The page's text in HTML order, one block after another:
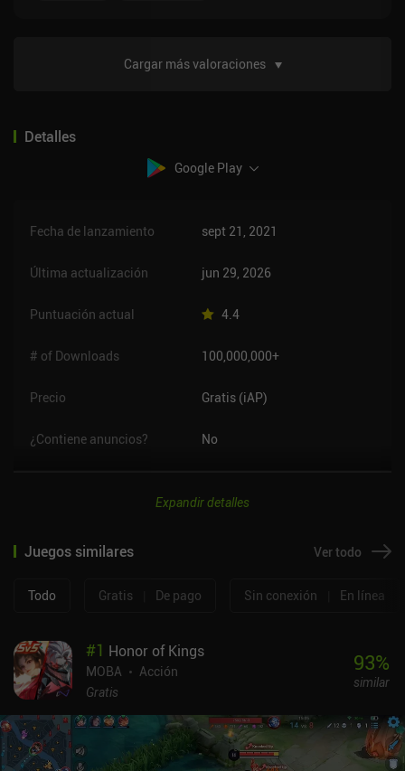
(que está bien)Cargar más valoraciones
Detalles
Google Play
Fecha de lanzamiento sept 21, 2021
Última actualización jun 29, 2026
Puntuación actual 4.4
# of Downloads 100,000,000+
Precio Gratis (iAP)
¿Contiene anuncios? No
Expandir detalles
Juegos similares Ver todo
Todo Gratis De pago Sin conexión En línea
#1 Honor of Kings
MOBA
Acción
Gratis
93%
similar